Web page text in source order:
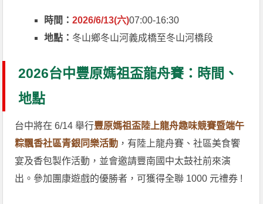
時間：2026/6/13(六)07:00-16:30
地點： 冬山鄉冬山河義成橋至冬山河橋段
2026台中豐原媽祖盃龍舟賽：時間、
地點
台中將在 6/14 舉行豐原媽祖盃陸上龍舟趣味競賽暨端午
粽飄香社區青銀同樂活動 ，有陸上龍舟賽、社區美食饗
宴及香包製作活動，並會邀請豐南國中太鼓社前來演
出。參加團康遊戲的優勝者，可獲得全聯 1000 元禮券 !